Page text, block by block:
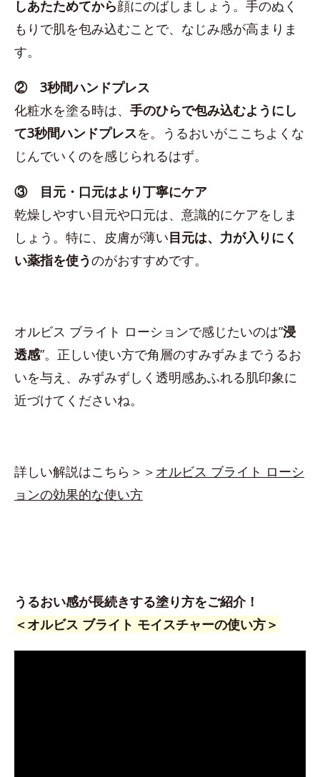
しあたためてから顔にのばしましょう。手のぬく
もりで肌を包み込むことで、なじみ感が高まりま
す。
② 3秒間ハンドプレス
化粧水を塗る時は、 手のひらで包み込むようにし
て3秒間ハンドプレスを。うるおいがここちよくな
じんでいくのを感じられるはず。
③ 目元・口元はより丁寧にケア
乾燥しやすい目元や口元は、意識的にケアをしま
しょう。特に、皮膚が薄い目元は、力が入りにく
い薬指を使うのがおすすめです。
オルビス ブライト ローションで感じたいのは”浸
透感”。正しい使い方で角層のすみずみまでうるお
いを与え、みずみずしく透明感あふれる肌印象に
近づけてくださいね。
詳しい解説はこちら＞＞ オルビス ブライト ローシ
ョンの効果的な使い方
うるおい感が長続きする塗り方をご紹介！
＜オルビス ブライト モイスチャーの使い方＞